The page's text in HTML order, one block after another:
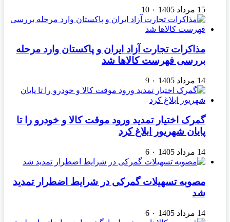
15 مرداد 1405 ۰ 10
مذاکرات تجارت آزاد ایران و پاکستان وارد مرحله
بررسی فهرست کالاها شد
14 مرداد 1405 ۰ 9
گمرک اختیار تمدید ورود موقت کالا و خودرو را تا
پایان شهریور ابلاغ کرد
14 مرداد 1405 ۰ 6
مصوبه تسهیلات گمرکی در شرایط اضطرار تمدید
شد
14 مرداد 1405 ۰ 6